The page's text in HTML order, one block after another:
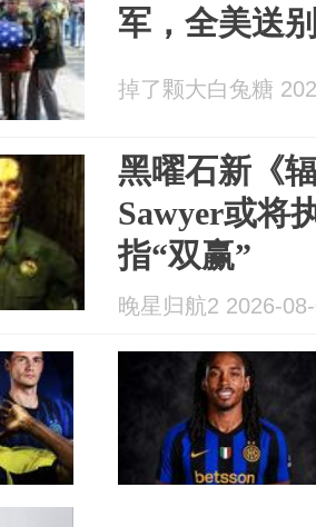
军，全美送
掉了颗大白兔糖
黑曜石新《
Sawyer或将
指“双赢”
晚星归航2 2026-